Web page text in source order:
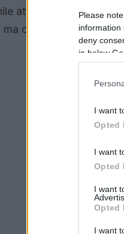
Please
information
deny
in below
I want
Opted
I want
Opted
I want
Opted
I want
attraverso
offrono anche